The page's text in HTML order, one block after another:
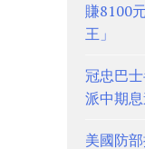
賺8100
王」
冠忠巴
派中期
美國防